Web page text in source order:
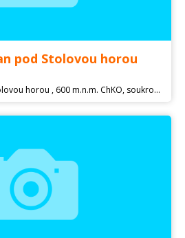
pod Stolovou horou
Pronajmu karavan pod Stolovou horou , 600 m.n.m. ChKO, soukromí 700 m2, karavan o rozměrech 7,2x2,5 m, 4 plnohodnotné postele , zázemí, elektřina v karavanu , topení El. Primotopem velmi úsporné , studánka soucasti pozemku , pitná voda ano , solární sprcha , suché WC , parkování na pozemku , ohniště , stromy , dlouhodobý pronájem 9000 Kč/měs. + El.+ Pitná voda , kauce 3 měs. , Adresa Kuncice pod Ondřejníkem ( pod Stolovou horou ), v létě karavanova pergola v ceně